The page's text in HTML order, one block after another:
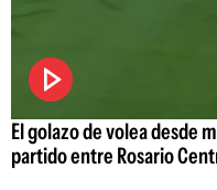
El golazo de volea desde
partido entre Rosario